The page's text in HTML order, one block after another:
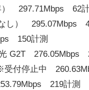
） 297.71Mbps 62
し） 295.07Mbps
150計測
G2T 276.05Mbps
受付停止中
219計測